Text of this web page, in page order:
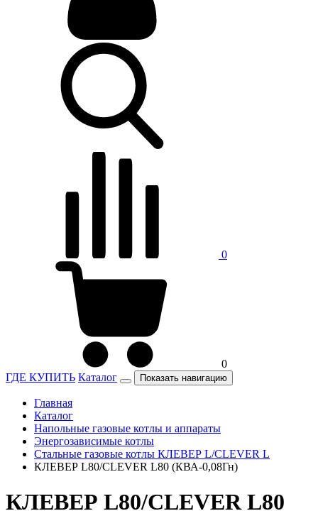
0
0
ГДЕ КУПИТЬ Каталог Показать навигацию
Главная
Каталог
Напольные газовые котлы и аппараты
Энергозависимые котлы
Стальные газовые котлы КЛЕВЕР L/CLEVER L
КЛЕВЕР L80/CLEVER L80 (КВА-0,08Гн)
КЛЕВЕР L80/CLEVER L80